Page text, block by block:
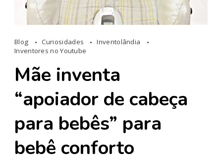
Blog Curiosidades
Inventolândia
Inventores no Youtube
Mãe inventa
“apoiador de cabeça
para bebês” para
bebê conforto